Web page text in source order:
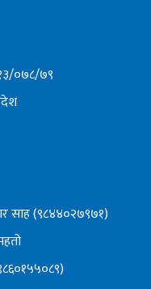
०७८/७९
साह (९८४४०२७९७१)